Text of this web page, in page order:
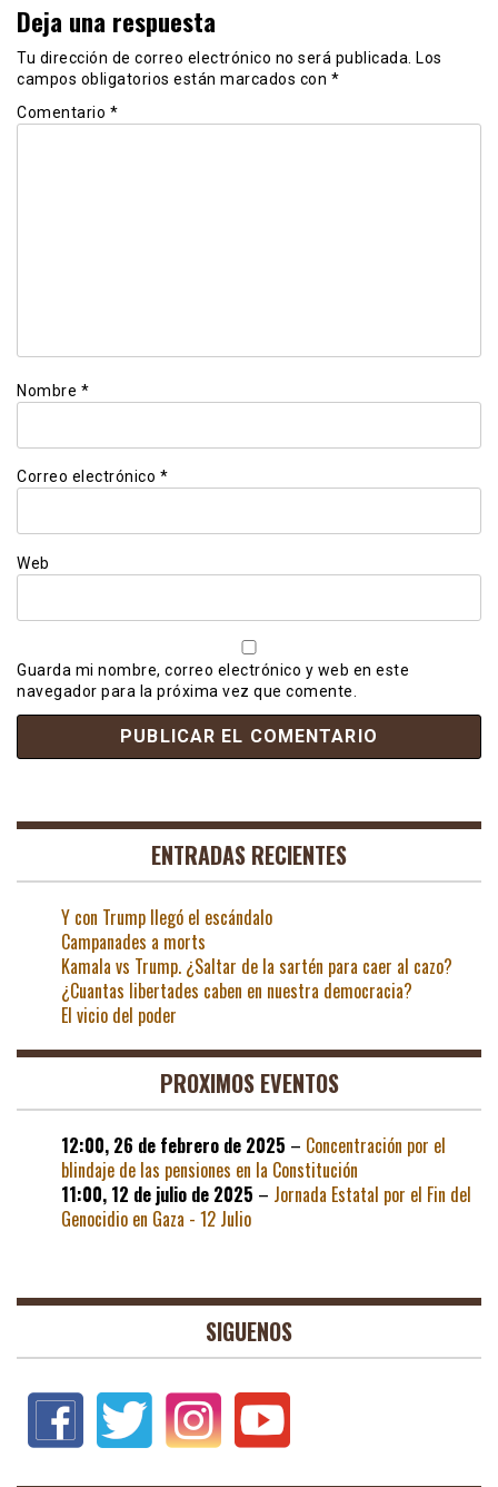
Deja una respuesta
Tu dirección de correo electrónico no será publicada.
Los
campos obligatorios están marcados con *
Comentario *
Nombre *
Correo electrónico *
Web
Guarda mi nombre, correo electrónico y web en este
navegador para la próxima vez que comente.
ENTRADAS RECIENTES
Y con Trump llegó el escándalo
Campanades a morts
Kamala vs Trump. ¿Saltar de la sartén para caer al cazo?
¿Cuantas libertades caben en nuestra democracia?
El vicio del poder
PROXIMOS EVENTOS
12:00, 26 de febrero de 2025 – Concentración por el
blindaje de las pensiones en la Constitución
11:00, 12 de julio de 2025 – Jornada Estatal por el Fin del
Genocidio en Gaza - 12 Julio
SIGUENOS